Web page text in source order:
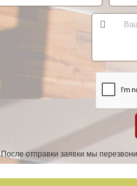
После отправки заявки мы